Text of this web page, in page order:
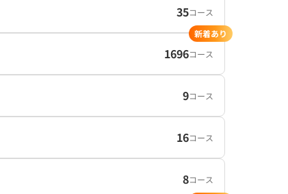
35コース
1696コース
新着あり
9コース
16コース
8コース